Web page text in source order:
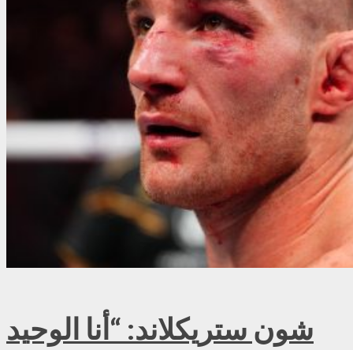
شون ستريكلاند: “أنا الوحيد